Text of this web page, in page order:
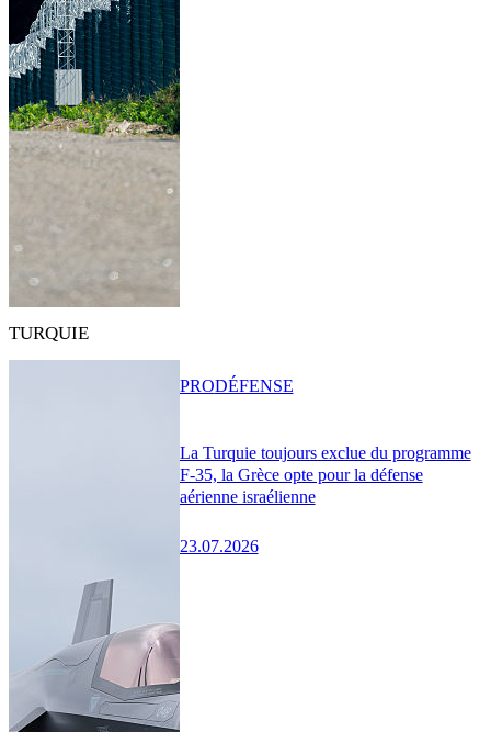
TURQUIE
La Turquie toujours exclue du programme
F-35, la Grèce opte pour la défense
aérienne israélienne
23.07.2026
PRODÉFENSE